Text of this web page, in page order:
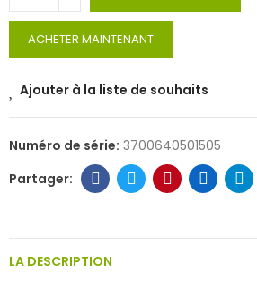
ACHETER MAINTENANT
Ajouter à la liste de souhaits
Numéro de série: 3700640501505
LA DESCRIPTION